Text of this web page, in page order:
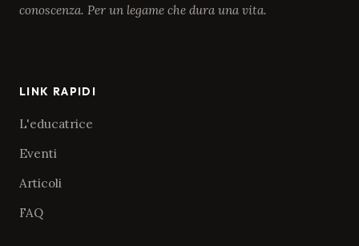
conoscenza. Per un legame che dura una vita.
LINK RAPIDI
L'educatrice
Eventi
Articoli
FAQ